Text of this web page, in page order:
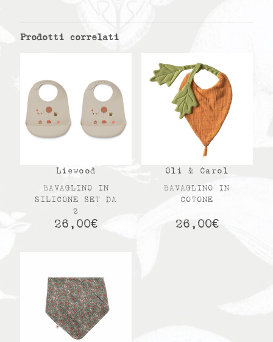
Prodotti correlati
Liewood
BAVAGLINO IN
SILICONE SET DA
2
26,00€
Oli & Carol
BAVAGLINO IN
COTONE
26,00€